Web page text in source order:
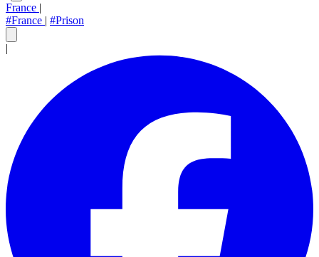
France |
#France | #Prison
|